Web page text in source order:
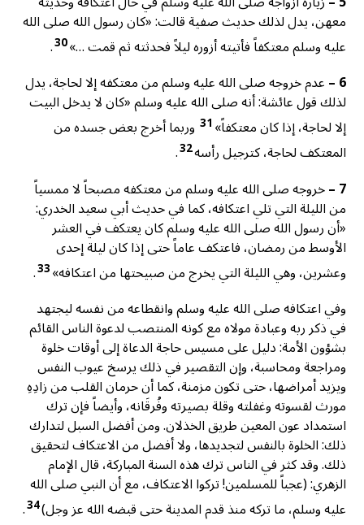
معهن، يدل لذلك حديث صفية قالت: «كان رسول الله صلى الله
عليه وسلم معتكفاً فأتيته أزوره ليلاً فحدثته ثم قمت …»30
.
6 – عدم خروجه صلى الله عليه وسلم من معتكفه إلا لحاجة، يدل
لذلك قول عائشة: أنه صلى الله عليه وسلم «كان لا يدخل البيت
إلا لحاجة، إذا كان معتكفاً»31 وربما أخرج بعض جسده من
المعتكف لحاجة، كترجيل رأسه32
.
7 – خروجه صلى الله عليه وسلم من معتكفه مصبحاً لا ممسياً
من الليلة التي تلي اعتكافه، كما في حديث أبي سعيد الخدري:
«أن رسول الله صلى الله عليه وسلم كان يعتكف في العشر
الأوسط من رمضان، فاعتكف عاماً حتى إذا كان ليلة إحدى
وعشرين، وهي الليلة التي يخرج من صبيحتها من اعتكافه»33
.
وفي اعتكافه صلى الله عليه وسلم وانقطاعه من نفسه ليجتهد
في ذكر ربه وعبادة مولاه مع كونه المنتصب لدعوة الناس القائم
بشؤون الأمة: دليل على مسيس حاجة الدعاة إلى أوقات خلوة
ومراجعة ومحاسبة، وإن التقصير في ذلك يرسخ عيوب النفس
ويزيد أمراضها، حتى تكون مزمنة، كما أن حرمان القلب من زادِهِ
مورث لقسوته وغفلته وقلة بصيرته وفُرقَانه، وأيضاً فإن ترك
استمداد عون المعين طريق الخذلان. ومن أفضل السبل لتدارك
ذلك: الخلوة بالنفس لتجديدها، ولا أفضل من الاعتكاف لتحقيق
ذلك. وقد كثر في الناس ترك هذه السنة المباركة، قال الإمام
الزهري: (عجباً للمسلمين! تركوا الاعتكاف، مع أن النبي صلى الله
عليه وسلم، ما تركه منذ قدم المدينة حتى قبضه الله عز وجل)34
.